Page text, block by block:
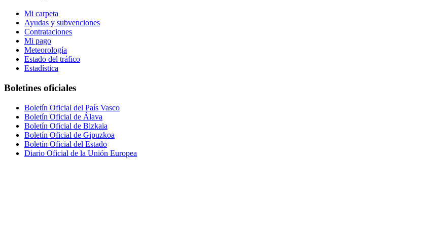
Mi carpeta
Ayudas y subvenciones
Contrataciones
Mi pago
Meteorología
Estado del tráfico
Estadística
Boletines oficiales
Boletín Oficial del País Vasco
Boletín Oficial de Álava
Boletín Oficial de Bizkaia
Boletín Oficial de Gipuzkoa
Boletín Oficial del Estado
Diario Oficial de la Unión Europea